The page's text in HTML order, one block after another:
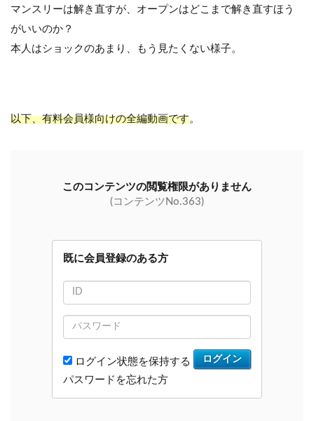
マンスリーは解き直すが、オープンはどこまで解き直すほう
がいいのか？
本人はショックのあまり、もう見たくない様子。
以下、有料会員様向けの全編動画です。